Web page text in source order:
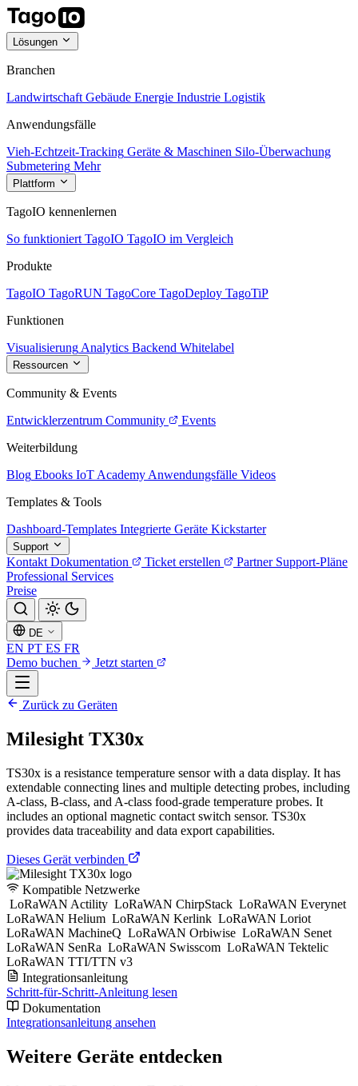
Lösungen
Branchen
Landwirtschaft Gebäude Energie Industrie Logistik
Anwendungsfälle
Vieh-Echtzeit-Tracking Geräte & Maschinen Silo-Überwachung
Submetering Mehr
Plattform
TagoIO kennenlernen
So funktioniert TagoIO TagoIO im Vergleich
Produkte
TagoIO TagoRUN TagoCore TagoDeploy TagoTiP
Funktionen
Visualisierung Analytics Backend Whitelabel
Ressourcen
Community & Events
Entwicklerzentrum Community
Events
Weiterbildung
Blog Ebooks IoT Academy Anwendungsfälle Videos
Templates & Tools
Dashboard-Templates Integrierte Geräte Kickstarter
Support
Kontakt Dokumentation Ticket erstellen Partner Support-Pläne
Professional Services
Preise
DE
EN PT ES FR
Demo buchen
Jetzt starten
Zurück zu Geräten
Milesight TX30x
TS30x is a resistance temperature sensor with a data display. It has
extendable connecting lines and multiple detecting probes, including
A-class, B-class, and A-class food-grade temperature probes. It
includes an optional magnetic contact switch sensor. TS30x
provides data traceability and data export capabilities.
Dieses Gerät verbinden
Kompatible Netzwerke
LoRaWAN Actility LoRaWAN ChirpStack LoRaWAN Everynet
LoRaWAN Helium LoRaWAN Kerlink LoRaWAN Loriot
LoRaWAN MachineQ LoRaWAN Orbiwise LoRaWAN Senet
LoRaWAN SenRa LoRaWAN Swisscom LoRaWAN Tektelic
LoRaWAN TTI/TTN v3
Integrationsanleitung
Schritt-für-Schritt-Anleitung lesen
Dokumentation
Integrationsanleitung ansehen
Weitere Geräte entdecken